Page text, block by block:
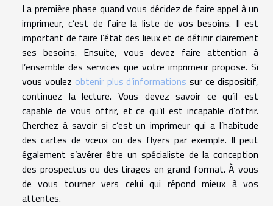
La première phase quand vous décidez de faire appel à un
imprimeur, c’est de faire la liste de vos besoins. Il est
important de faire l’état des lieux et de définir clairement
ses besoins. Ensuite, vous devez faire attention à
l’ensemble des services que votre imprimeur propose. Si
vous voulez obtenir plus d’informations sur ce dispositif,
continuez la lecture. Vous devez savoir ce qu’il est
capable de vous offrir, et ce qu’il est incapable d’offrir.
Cherchez à savoir si c’est un imprimeur qui a l’habitude
des cartes de vœux ou des flyers par exemple. Il peut
également s’avérer être un spécialiste de la conception
des prospectus ou des tirages en grand format. À vous
de vous tourner vers celui qui répond mieux à vos
attentes.